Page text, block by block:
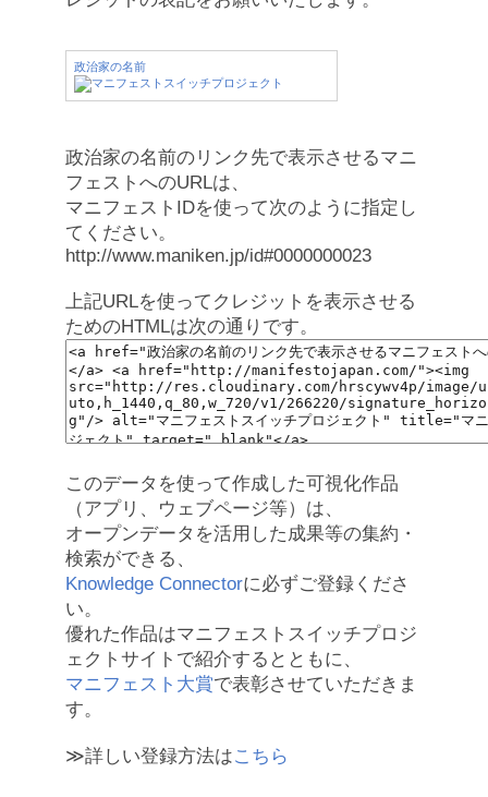
政治家の名前
政治家の名前のリンク先で表示させるマニ
フェストへのURLは、
マニフェストIDを使って次のように指定し
てください。
http://www.maniken.jp/id#0000000023
上記URLを使ってクレジットを表示させる
ためのHTMLは次の通りです。
このデータを使って作成した可視化作品
（アプリ、ウェブページ等）は、
オープンデータを活用した成果等の集約・
検索ができる、
Knowledge Connectorに必ずご登録くださ
い。
優れた作品はマニフェストスイッチプロジ
ェクトサイトで紹介するとともに、
マニフェスト大賞で表彰させていただきま
す。
≫詳しい登録方法はこちら